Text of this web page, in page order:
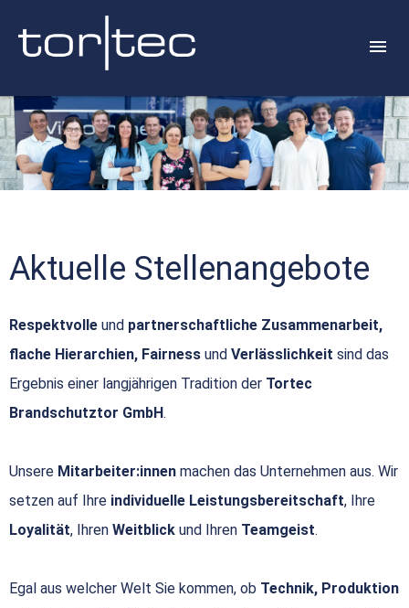
Aktuelle Stellenangebote
Respektvolle und partnerschaftliche Zusammenarbeit,
flache Hierarchien, Fairness und Verlässlichkeit sind das
Ergebnis einer langjährigen Tradition der Tortec
Brandschutztor GmbH.
Unsere Mitarbeiter:innen machen das Unternehmen aus. Wir
setzen auf Ihre individuelle Leistungsbereitschaft, Ihre
Loyalität, Ihren Weitblick und Ihren Teamgeist.
Egal aus welcher Welt Sie kommen, ob Technik, Produktion